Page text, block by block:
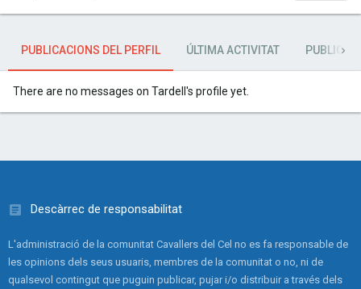
PUBLICACIONS DEL PERFIL ÚLTIMA ACTIVITAT
There are no messages on Tardell's profile yet.
Descàrrec de responsabilitat
L'administració de la comunitat Cavallers del Cel no es fa responsable de
les opinions dels seus usuaris, membres de la comunitat o no, ni de
qualsevol contingut que puguin publicar, pujar i/o distribuir a través dels